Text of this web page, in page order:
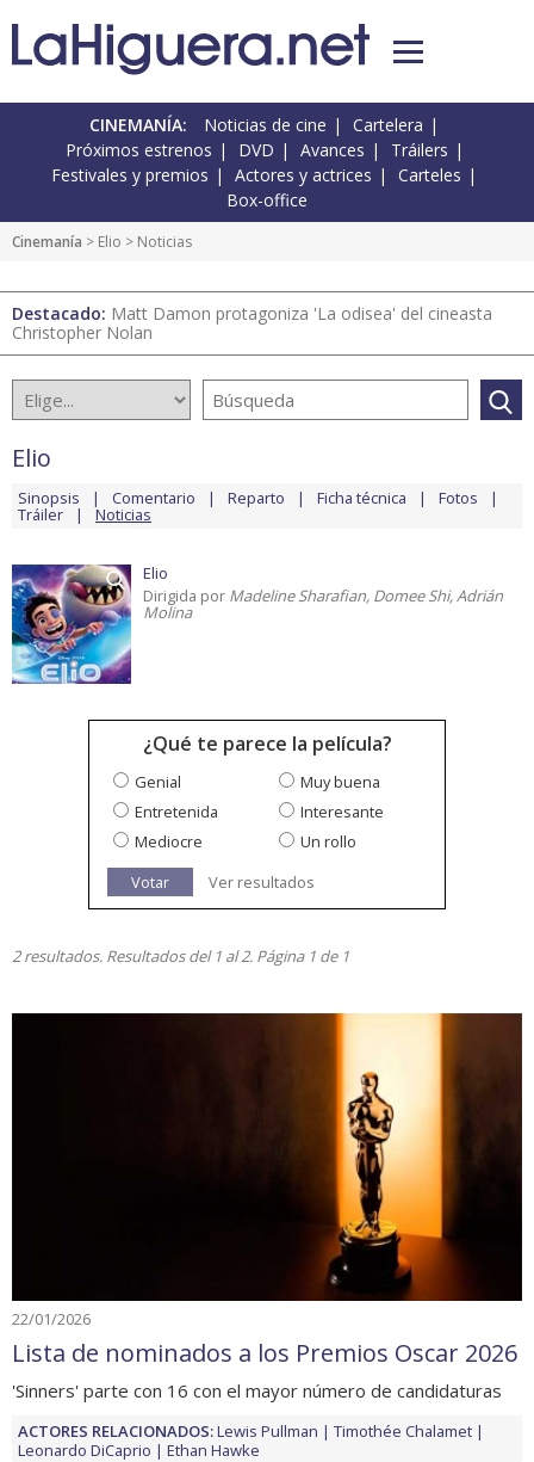
CINEMANÍA: Noticias de cine
Cartelera
Próximos estrenos
DVD Avances
Tráilers
Festivales y premios
Actores y actrices
Carteles
Box-office
Cinemanía > Elio > Noticias
Destacado: Matt Damon protagoniza 'La odisea' del cineasta
Christopher Nolan
Elio
Sinopsis Comentario Reparto Ficha técnica Fotos
Tráiler Noticias
Elio
Dirigida por Madeline Sharafian, Domee Shi, Adrián
Molina
¿Qué te parece la película?
Genial
Muy buena
Entretenida
Interesante
Mediocre
Un rollo
Votar
Ver resultados
2 resultados. Resultados del 1 al 2. Página 1 de 1
22/01/2026
Lista de nominados a los Premios Oscar 2026
'Sinners' parte con 16 con el mayor número de candidaturas
ACTORES RELACIONADOS:Lewis Pullman
Timothée Chalamet
Leonardo DiCaprio
Ethan Hawke